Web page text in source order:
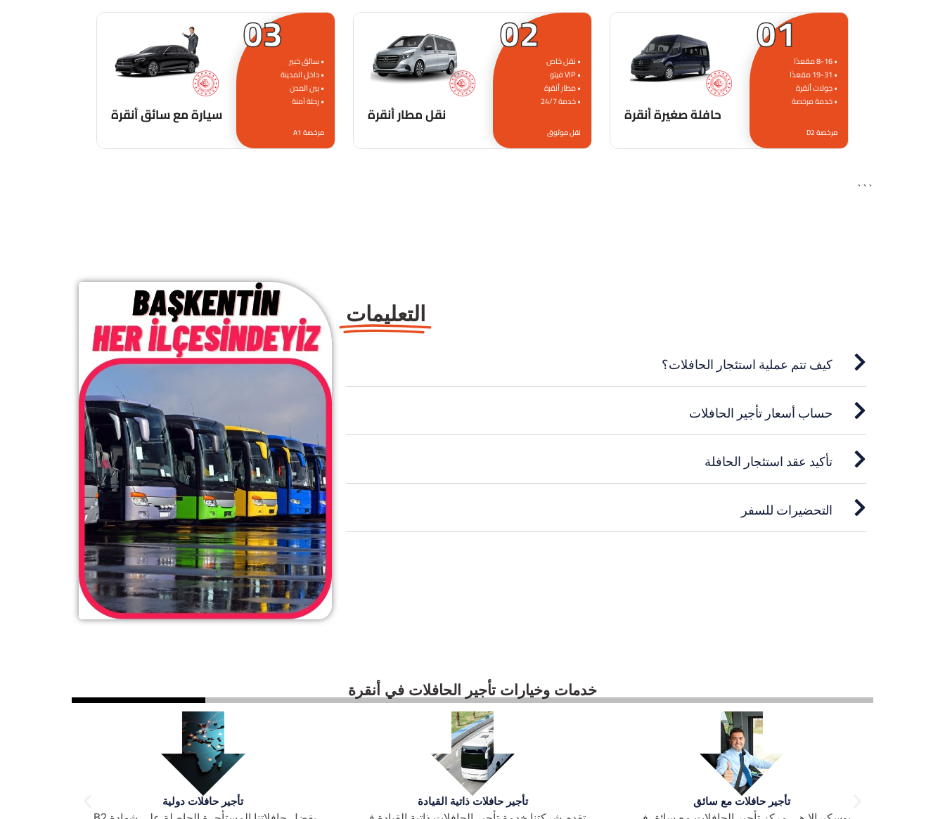
01
• 8-16 مقعدًا
• 19-31 مقعدًا
• جولات أنقرة
• خدمة مرخصة
مرخصة D2
حافلة صغيرة أنقرة
02 • نقل خاص
• VIP فيتو
• مطار أنقرة
• خدمة 24/7
نقل موثوق
نقل مطار أنقرة
03 • سائق خبير
• داخل المدينة
• بين المدن
• رحلة آمنة
مرخصة A1
سيارة مع سائق أنقرة
```
التعليمات
كيف تتم عملية استئجار الحافلات؟
حساب أسعار تأجير الحافلات
تأكيد عقد استئجار الحافلة
التحضيرات للسفر
خدمات وخيارات تأجير الحافلات في أنقرة
تأجير حافلات ذاتية القيادة تأجير حافلات دولية تأجير حافلات النقل